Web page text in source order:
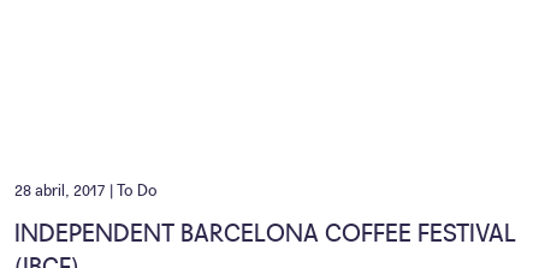
28 abril, 2017 |To Do
INDEPENDENT BARCELONA COFFEE FESTIVAL